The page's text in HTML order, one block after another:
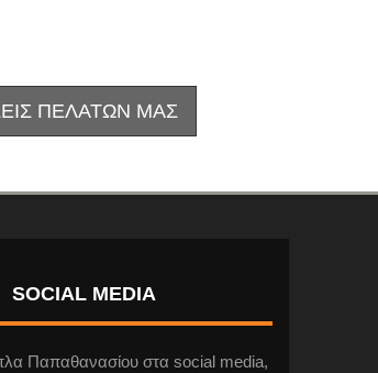
ΠΕΛΑΤΩΝ ΜΑΣ
SOCIAL MEDIA
Παπαθανασίου στα social media,